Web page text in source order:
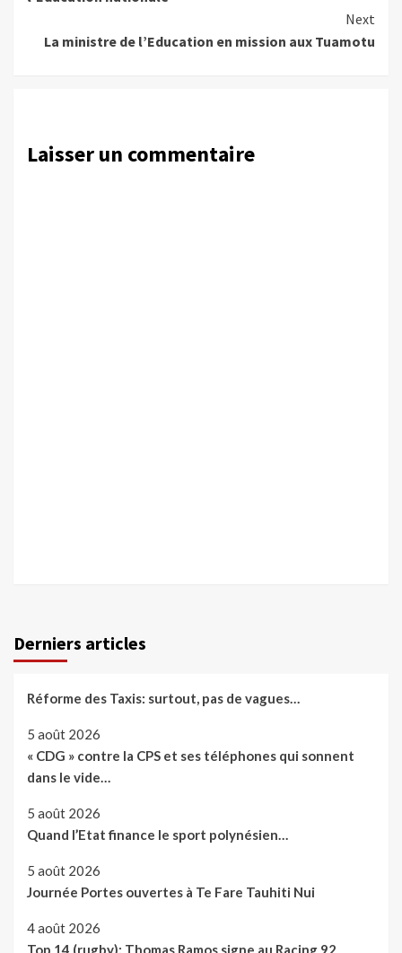
Next
La ministre de l’Education en mission aux Tuamotu
Laisser un commentaire
Derniers articles
Réforme des Taxis: surtout, pas de vagues…
5 août 2026
« CDG » contre la CPS et ses téléphones qui sonnent
dans le vide…
5 août 2026
Quand l’Etat finance le sport polynésien…
5 août 2026
Journée Portes ouvertes à Te Fare Tauhiti Nui
4 août 2026
Top 14 (rugby): Thomas Ramos signe au Racing 92